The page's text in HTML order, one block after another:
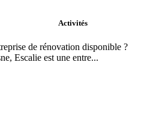
Activités
de rénovation disponible ?
Escalie est une entre...